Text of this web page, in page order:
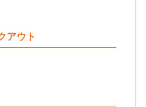
アウト